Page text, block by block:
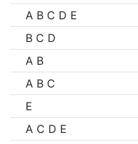
A B C D E
B C D
A B
A B C
E
A C D E